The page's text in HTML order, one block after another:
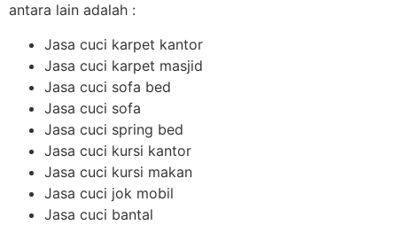
antara lain adalah :
Jasa cuci karpet kantor
Jasa cuci karpet masjid
Jasa cuci sofa bed
Jasa cuci sofa
Jasa cuci spring bed
Jasa cuci kursi kantor
Jasa cuci kursi makan
Jasa cuci jok mobil
Jasa cuci bantal